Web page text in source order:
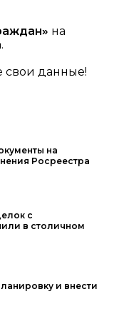
на
свои данные!
на
Росреестра
с
в столичном
и внести